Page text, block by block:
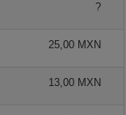
?
25,00 MXN
13,00 MXN